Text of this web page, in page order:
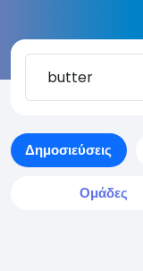
Δημοσιεύσεις
Ομάδες